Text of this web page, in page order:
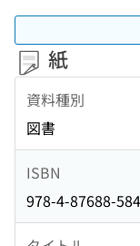
紙
資料種別
図書
ISBN
978-4-87688-